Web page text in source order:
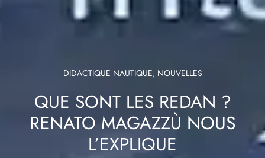
DIDACTIQUE NAUTIQUE, NOUVELLES
QUE SONT LES REDAN ?
RENATO MAGAZZÙ NOUS
L’EXPLIQUE